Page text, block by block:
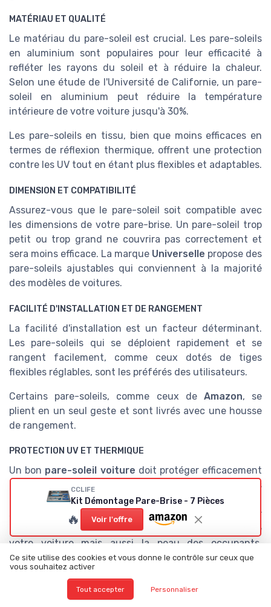
MATÉRIAU ET QUALITÉ
Le matériau du pare-soleil est crucial. Les pare-soleils
en aluminium sont populaires pour leur efficacité à
refléter les rayons du soleil et à réduire la chaleur.
Selon une étude de l'Université de Californie, un pare-
soleil en aluminium peut réduire la température
intérieure de votre voiture jusqu'à 30%.
Les pare-soleils en tissu, bien que moins efficaces en
termes de réflexion thermique, offrent une protection
contre les UV tout en étant plus flexibles et adaptables.
DIMENSION ET COMPATIBILITÉ
Assurez-vous que le pare-soleil soit compatible avec
les dimensions de votre pare-brise. Un pare-soleil trop
petit ou trop grand ne couvrira pas correctement et
sera moins efficace. La marque Universelle propose des
pare-soleils ajustables qui conviennent à la majorité
des modèles de voitures.
FACILITÉ D'INSTALLATION ET DE RANGEMENT
La facilité d'installation est un facteur déterminant.
Les pare-soleils qui se déploient rapidement et se
rangent facilement, comme ceux dotés de tiges
flexibles réglables, sont les préférés des utilisateurs.
Certains pare-soleils, comme ceux de Amazon, se
plient en un seul geste et sont livrés avec une housse
de rangement.
PROTECTION UV ET THERMIQUE
Un bon pare-soleil voiture doit protéger efficacement
contre les rayons UV. Les modèles les plus performants
indiquent le pourcentage de rayons UV bloqués,
souvent autour de 98%. Ce chiffre est crucial pour
protéger non seulement les matériaux intérieurs de
votre voiture mais aussi la peau des occupants,
notamment les enfants et les bébés.
OPTIONS SUPPLÉMENTAIRES ET MODERNITÉ
Certains pare-soleils offrent des fonctionnalités
CCLIFE
Kit Démontage Pare-Brise - 7 Pièces
🔥 Voir l'offre
Ce site utilise des cookies et vous donne le contrôle sur ceux que
vous souhaitez activer
Tout accepter Personnaliser